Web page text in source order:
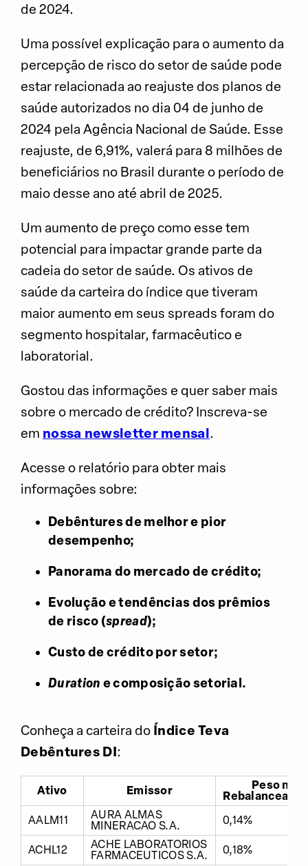
de 2024.
Uma possível explicação para o aumento da
percepção de risco do setor de saúde pode
estar relacionada ao reajuste dos planos de
saúde autorizados no dia 04 de junho de
2024 pela Agência Nacional de Saúde. Esse
reajuste, de 6,91%, valerá para 8 milhões de
beneficiários no Brasil durante o período de
maio desse ano até abril de 2025.
Um aumento de preço como esse tem
potencial para impactar grande parte da
cadeia do setor de saúde. Os ativos de
saúde da carteira do índice que tiveram
maior aumento em seus spreads foram do
segmento hospitalar, farmacêutico e
laboratorial.
Gostou das informações e quer saber mais
sobre o mercado de crédito? Inscreva-se
em nossa newsletter mensal.
Acesse o relatório para obter mais
informações sobre:
Debêntures de melhor e pior
desempenho;
Panorama do mercado de crédito;
Evolução e tendências dos prêmios
de risco (spread);
Custo de crédito por setor;
Duration e composição setorial.
Conheça a carteira do Índice Teva
Debêntures DI:
Ativo Emissor
Peso no
AALM11
AURA ALMAS
MINERACAO S.A.
0,14%
ACHL12
ACHE LABORATORIOS
FARMACEUTICOS S.A.
0,18%